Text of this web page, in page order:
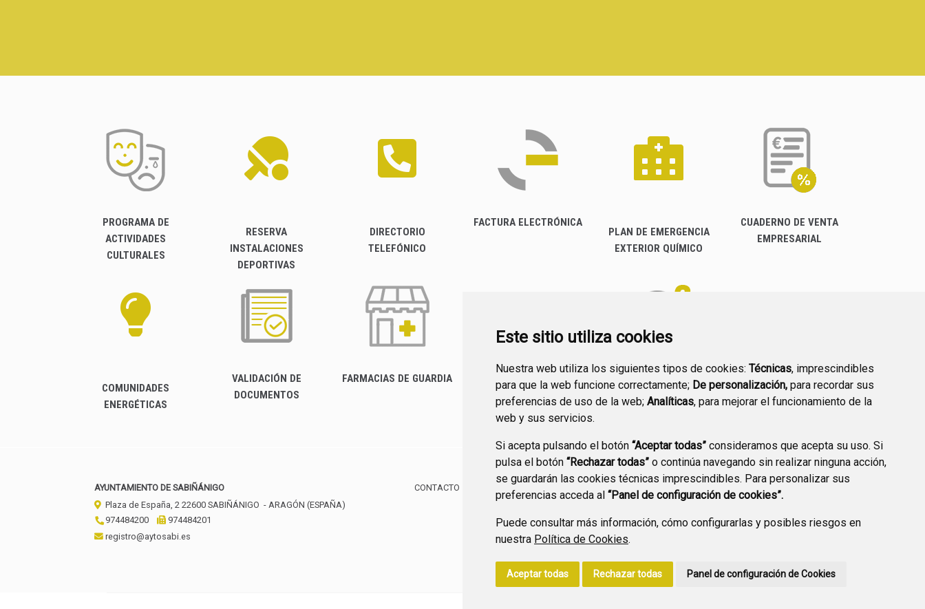
Este sitio utiliza cookies
Nuestra web utiliza los siguientes tipos de cookies: Técnicas, imprescindibles
para que la web funcione correctamente; De personalización, para recordar sus
preferencias de uso de la web; Analíticas, para mejorar el funcionamiento de la
web y sus servicios.
Si acepta pulsando el botón “Aceptar todas” consideramos que acepta su uso. Si
pulsa el botón “Rechazar todas” o continúa navegando sin realizar ninguna acción,
se guardarán las cookies técnicas imprescindibles. Para personalizar sus
preferencias acceda al “Panel de configuración de cookies”.
Puede consultar más información, cómo configurarlas y posibles riesgos en
nuestra Política de Cookies.
Aceptar todas Rechazar todas Panel de configuración de Cookies
PROGRAMA DE
ACTIVIDADES
CULTURALES
RESERVA
INSTALACIONES
DEPORTIVAS
DIRECTORIO
TELEFÓNICO
FACTURA ELECTRÓNICA
PLAN DE EMERGENCIA
EXTERIOR QUÍMICO
CUADERNO DE VENTA
EMPRESARIAL
COMUNIDADES
ENERGÉTICAS
VALIDACIÓN DE
DOCUMENTOS
FARMACIAS DE GUARDIA
CANAL YOUTUBE
PREGUNTAS
FRECUENTES
PLAN DE ACCIÓN LOCAL
2030
AYUNTAMIENTO DE SABIÑÁNIGO
Plaza de España, 2 22600 SABIÑÁNIGO - ARAGÓN (ESPAÑA)
974484200
974484201
registro@aytosabi.es
CONTACTO POLÍTICA DE PRIVACIDAD ACCESIBILIDAD POLÍTICA DE COOKIES